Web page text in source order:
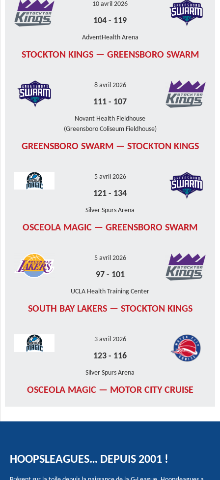
10 avril 2026
104 - 119
AdventHealth Arena
STOCKTON KINGS — GREENSBORO SWARM
8 avril 2026
111 - 107
Novant Health Fieldhouse
(Greensboro Coliseum Fieldhouse)
GREENSBORO SWARM — STOCKTON KINGS
5 avril 2026
121 - 134
Silver Spurs Arena
OSCEOLA MAGIC — GREENSBORO SWARM
5 avril 2026
97- 101
UCLA Health Training Center
SOUTH BAY LAKERS — STOCKTON KINGS
3 avril 2026
123 - 116
Silver Spurs Arena
OSCEOLA MAGIC — MOTOR CITY CRUISE
HOOPSLEAGUES… DEPUIS 2001 !